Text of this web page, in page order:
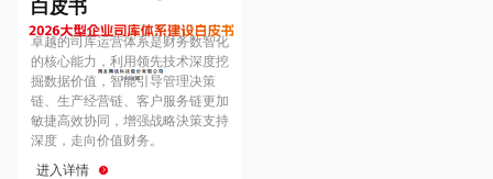
Hungary
Hong Kong
白皮书
卓越的司库运营体系是财务数智化
的核心能力，利用领先技术深度挖
掘数据价值，智能引导管理决策
链、生产经营链、客户服务链更加
敏捷高效协同，增强战略決策支持
深度，走向价值财务。
进入详情